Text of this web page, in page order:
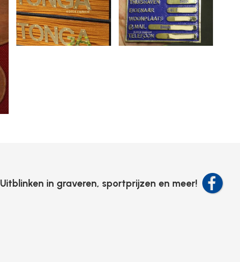
Uitblinken in graveren, sportprijzen en meer!